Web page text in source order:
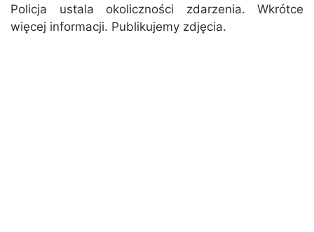
Policja ustala okoliczności zdarzenia. Wkrótce
więcej informacji. Publikujemy zdjęcia.